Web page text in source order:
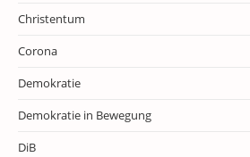
Christentum
Corona
Demokratie
Demokratie in Bewegung
DiB